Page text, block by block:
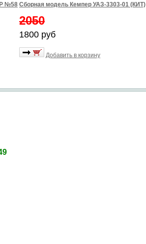
№58 Сборная модель Кемпер УАЗ-3303-01 (КИТ)
2050
1800 руб
Добавить в корзину